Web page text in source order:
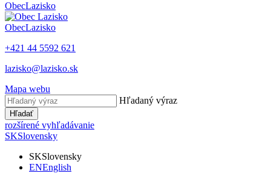
ObecLazisko
ObecLazisko
+421 44 5592 621
lazisko@lazisko.sk
Mapa webu
Hľadaný výraz
Hľadať
rozšírené vyhľadávanie
SKSlovensky
SKSlovensky
ENEnglish